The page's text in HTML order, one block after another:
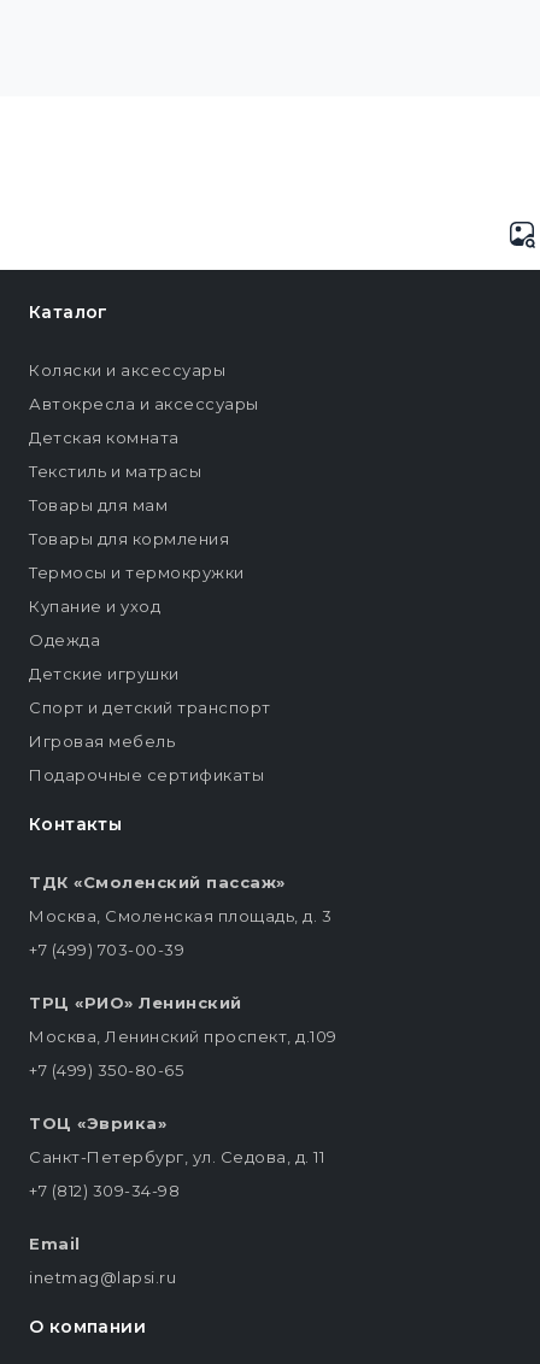
Контакты
ТДК «Смоленский пассаж»
Москва, Смоленская площадь, д. 3
+7 (499) 703-00-39
ТРЦ «РИО» Ленинский
Москва, Ленинский проспект, д.109
+7 (499) 350-80-65
ТОЦ «Эврика»
Санкт-Петербург, ул. Седова, д. 11
+7 (812) 309-34-98
Email
inetmag@lapsi.ru
Каталог
Коляски и аксессуары
Автокресла и аксессуары
Детская комната
Текстиль и матрасы
Товары для мам
Товары для кормления
Термосы и термокружки
Купание и уход
Одежда
Детские игрушки
Спорт и детский транспорт
Игровая мебель
Подарочные сертификаты
О компании